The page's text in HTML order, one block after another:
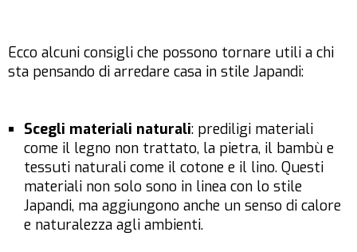
Ecco alcuni consigli che possono tornare utili a chi
sta pensando di arredare casa in stile Japandi:
Scegli materiali naturali: prediligi materiali
come il legno non trattato, la pietra, il bambù e
tessuti naturali come il cotone e il lino. Questi
materiali non solo sono in linea con lo stile
Japandi, ma aggiungono anche un senso di calore
e naturalezza agli ambienti.